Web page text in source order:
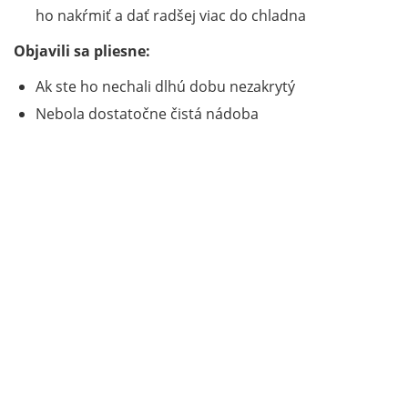
ho nakŕmiť a dať radšej viac do chladna
Objavili sa pliesne:
Ak ste ho nechali dlhú dobu nezakrytý
Nebola dostatočne čistá nádoba